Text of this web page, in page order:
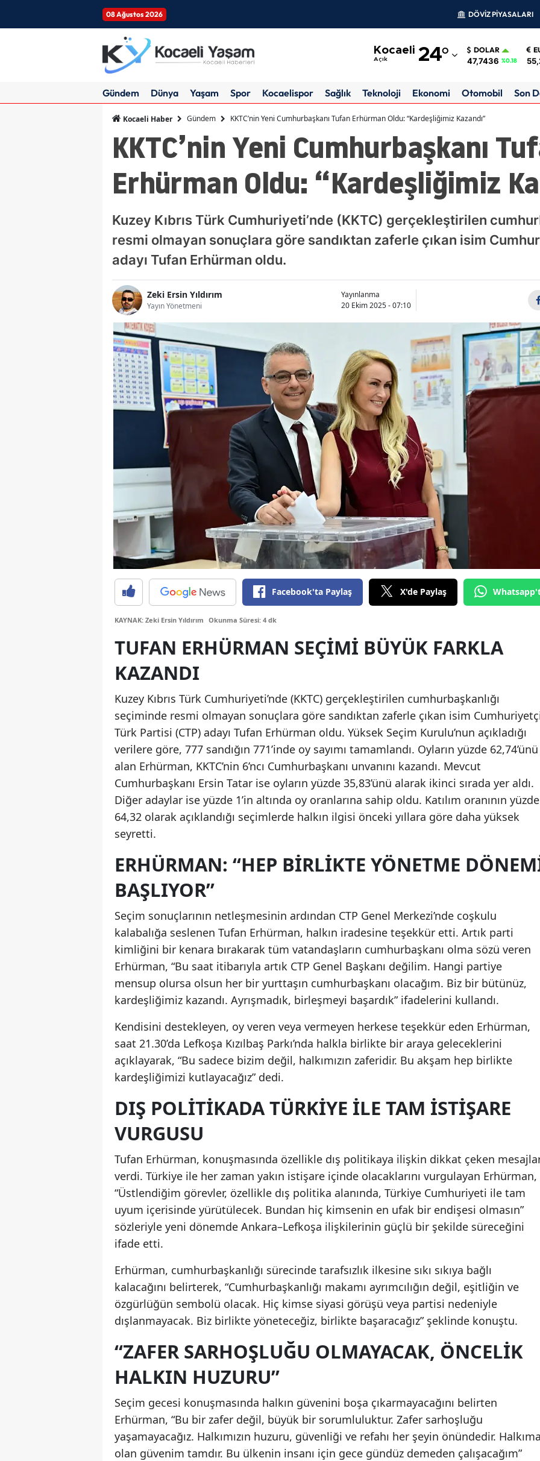
08 Ağustos 2026 DÖVİZ PİYASALARI
Kocaeli
Açık 24°
Adıyaman
Amasya
Ankara
Antalya
Aydın
Bilecik
Bingöl
Bolu
Burdur
Bursa
Çanakkale
Çankırı
Çorum
Denizli
Diyarbakır
Edirne
Elazığ
Erzincan
Eskişehir
Giresun
Gümüşhane
Hakkari
Hatay
Isparta
Mersin
Kastamonu
Kayseri
Kırklareli
Kırşehir
Kocaeli
Konya
Mardin
Muğla
Muş
Niğde
Rize
Sakarya
Sinop
Sivas
DOLAR
47,7436 %0.18
Gündem Dünya Yaşam Spor Kocaelispor Sağlık Teknoloji Ekonomi Otomobil Son
Kocaeli Haber Gündem KKTC’nin Yeni Cumhurbaşkanı Tufan Erhürman Oldu: “Kardeşliğimiz Kazandı”
KKTC’nin Yeni Cumhurbaşkanı
Erhürman Oldu: “Kardeşliğimiz
Kuzey Kıbrıs Türk Cumhuriyeti’nde (KKTC) gerçekleştirilen
resmi olmayan sonuçlara göre sandıktan zaferle çıkan isim
adayı Tufan Erhürman oldu.
Zeki Ersin Yıldırım
Yayın Yönetmeni
Yayınlanma
20 Ekim 2025 - 07:10
Facebook'ta Paylaş X'de Paylaş
KAYNAK: Zeki Ersin Yıldırım Okunma Süresi: 4 dk
TUFAN ERHÜRMAN SEÇIMI BÜYÜK FARKLA
KAZANDI
Kuzey Kıbrıs Türk Cumhuriyeti’nde (KKTC) gerçekleştirilen cumhurbaşkanlığı
seçiminde resmi olmayan sonuçlara göre sandıktan zaferle çıkan isim
Türk Partisi (CTP) adayı Tufan Erhürman oldu. Yüksek Seçim Kurulu’nun açıkladığı
verilere göre, 777 sandığın 771’inde oy sayımı tamamlandı. Oyların yüzde 62,74’ünü
alan Erhürman, KKTC’nin 6’ncı Cumhurbaşkanı unvanını kazandı. Mevcut
Cumhurbaşkanı Ersin Tatar ise oyların yüzde 35,83’ünü alarak ikinci sırada yer aldı.
Diğer adaylar ise yüzde 1’in altında oy oranlarına sahip oldu. Katılım oranının yüzde
64,32 olarak açıklandığı seçimlerde halkın ilgisi önceki yıllara göre daha yüksek
seyretti.
ERHÜRMAN: “HEP BIRLIKTE YÖNETME
BAŞLIYOR”
Seçim sonuçlarının netleşmesinin ardından CTP Genel Merkezi’nde coşkulu
kalabalığa seslenen Tufan Erhürman, halkın iradesine teşekkür etti. Artık parti
kimliğini bir kenara bırakarak tüm vatandaşların cumhurbaşkanı olma sözü veren
Erhürman, “Bu saat itibarıyla artık CTP Genel Başkanı değilim. Hangi partiye
mensup olursa olsun her bir yurttaşın cumhurbaşkanı olacağım. Biz bir bütünüz,
kardeşliğimiz kazandı. Ayrışmadık, birleşmeyi başardık” ifadelerini kullandı.
Kendisini destekleyen, oy veren veya vermeyen herkese teşekkür eden Erhürman,
saat 21.30’da Lefkoşa Kızılbaş Parkı’nda halkla birlikte bir araya geleceklerini
açıklayarak, “Bu sadece bizim değil, halkımızın zaferidir. Bu akşam hep birlikte
kardeşliğimizi kutlayacağız” dedi.
DIŞ POLITIKADA TÜRKIYE ILE TAM İSTIŞARE
VURGUSU
Tufan Erhürman, konuşmasında özellikle dış politikaya ilişkin dikkat çeken
verdi. Türkiye ile her zaman yakın istişare içinde olacaklarını vurgulayan Erhürman,
“Üstlendiğim görevler, özellikle dış politika alanında, Türkiye Cumhuriyeti ile tam
uyum içerisinde yürütülecek. Bundan hiç kimsenin en ufak bir endişesi olmasın”
sözleriyle yeni dönemde Ankara–Lefkoşa ilişkilerinin güçlü bir şekilde süreceğini
ifade etti.
Erhürman, cumhurbaşkanlığı sürecinde tarafsızlık ilkesine sıkı sıkıya bağlı
kalacağını belirterek, “Cumhurbaşkanlığı makamı ayrımcılığın değil, eşitliğin ve
özgürlüğün sembolü olacak. Hiç kimse siyasi görüşü veya partisi nedeniyle
dışlanmayacak. Biz birlikte yöneteceğiz, birlikte başaracağız” şeklinde konuştu.
“ZAFER SARHOŞLUĞU OLMAYACAK, ÖNCELIK
HALKIN HUZURU”
Seçim gecesi konuşmasında halkın güvenini boşa çıkarmayacağını belirten
Erhürman, “Bu bir zafer değil, büyük bir sorumluluktur. Zafer sarhoşluğu
yaşamayacağız. Halkımızın huzuru, güvenliği ve refahı her şeyin önündedir.
olan güvenim tamdır. Bu ülkenin insanı için gece gündüz demeden çalışacağım”